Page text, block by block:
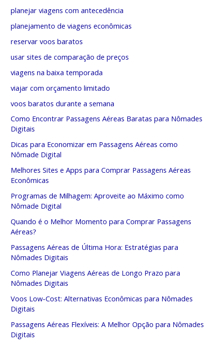
planejar viagens com antecedência
planejamento de viagens econômicas
reservar voos baratos
usar sites de comparação de preços
viagens na baixa temporada
viajar com orçamento limitado
voos baratos durante a semana
Como Encontrar Passagens Aéreas Baratas para Nômades
Digitais
Dicas para Economizar em Passagens Aéreas como
Nômade Digital
Melhores Sites e Apps para Comprar Passagens Aéreas
Econômicas
Programas de Milhagem: Aproveite ao Máximo como
Nômade Digital
Quando é o Melhor Momento para Comprar Passagens
Aéreas?
Passagens Aéreas de Última Hora: Estratégias para
Nômades Digitais
Como Planejar Viagens Aéreas de Longo Prazo para
Nômades Digitais
Voos Low-Cost: Alternativas Econômicas para Nômades
Digitais
Passagens Aéreas Flexíveis: A Melhor Opção para Nômades
Digitais